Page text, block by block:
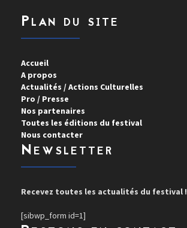
Plan du site
Accueil
A propos
Actualités / Actions Culturelles
Pro / Presse
Nos partenaires
Toutes les éditions du festival
Nous contacter
Newsletter
Recevez toutes les actualités du festival !
[sibwp_form id=1]